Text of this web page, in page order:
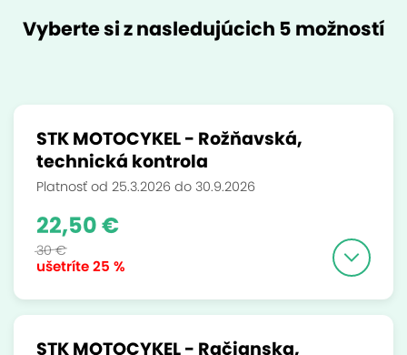
Vyberte si z nasledujúcich 5 možností
STK MOTOCYKEL - Rožňavská,
technická kontrola
Platnosť od 25.3.2026 do 30.9.2026
ušetríte25 %
22,50 €
30 €
STK MOTOCYKEL - Račianska,